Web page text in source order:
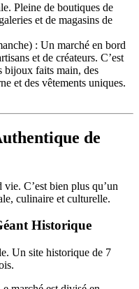
Pleine de boutiques de
et de magasins de
: Un marché en bord
et de créateurs. C’est
bijoux faits main, des
et des vêtements uniques.
de
C’est bien plus qu’un
culinaire et culturelle.
Historique
Un site historique de 7